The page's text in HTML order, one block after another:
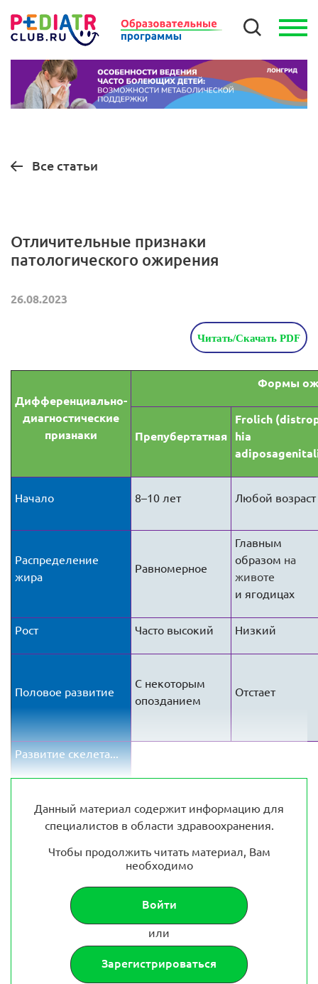
Все статьи
Отличительные признаки
патологического ожирения
26.08.2023
Читать/Скачать PDF
Дифференциально-
диагностические
признаки
Формы
Препубертатная
Frolich
hia
Начало 8–10 лет Любой возраст
Распределение
жира
Равномерное
Главным
образом на
животе
и ягодицах
Рост Часто высокий Низкий
Половое развитие
С некоторым
опозданием
Отстает
Развитие скелета...
Данный материал содержит информацию для
специалистов в области здравоохранения.
Чтобы продолжить читать материал, Вам
необходимо
Войти
или
Зарегистрироваться